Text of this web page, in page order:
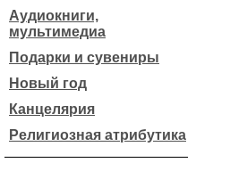
Аудиокниги,
мультимедиа
Подарки и сувениры
Новый год
Канцелярия
Религиозная атрибутика